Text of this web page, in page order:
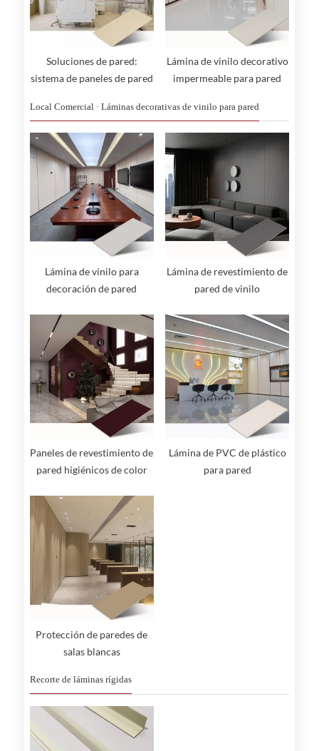
Soluciones de pared:
sistema de paneles de pared
Lámina de vinilo decorativo
impermeable para pared
Local Comercial · Láminas decorativas de vinilo para pared
Lámina de vinilo para
decoración de pared
Lámina de revestimiento de
pared de vinilo
Paneles de revestimiento de
pared higiénicos de color
Lámina de PVC de plástico
para pared
Protección de paredes de
salas blancas
Recorte de láminas rígidas